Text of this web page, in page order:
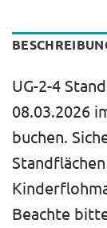
UG-2-4
08.03.2026
buchen.
Beachte